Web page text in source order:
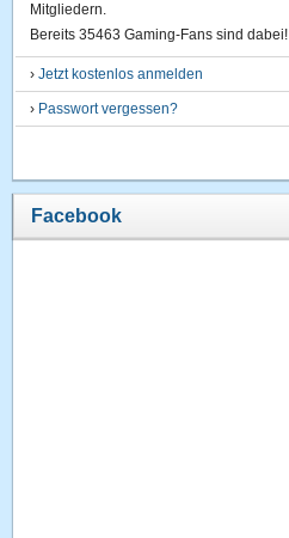
Mitgliedern.
Bereits 35463 Gaming-Fans sind dabei!
›Jetzt kostenlos anmelden
› Passwort vergessen?
Facebook